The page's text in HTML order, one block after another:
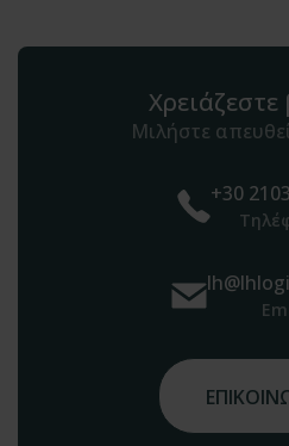
Χρειάζεστε
Μιλήστε
+30